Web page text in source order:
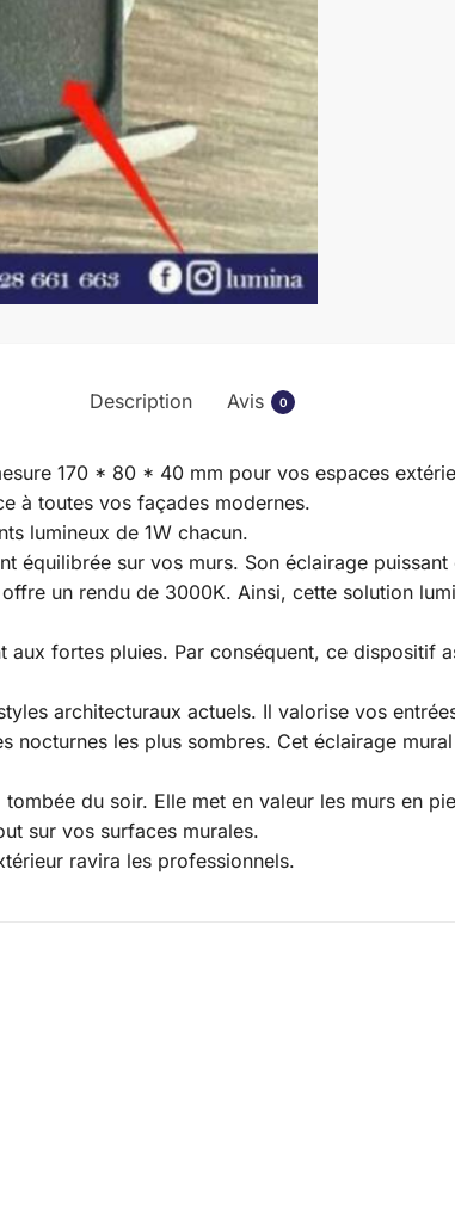
Description Avis 0
170 * 80 * 40 mm pour vos espaces
à toutes vos façades modernes.
lumineux de 1W chacun.
équilibrée sur vos murs. Son éclairage
un rendu de 3000K. Ainsi, cette solution
aux fortes pluies. Par conséquent, ce dispositif
architecturaux actuels. Il valorise vos
nocturnes les plus sombres. Cet éclairage
du soir. Elle met en valeur les murs en
sur vos surfaces murales.
ravira les professionnels.